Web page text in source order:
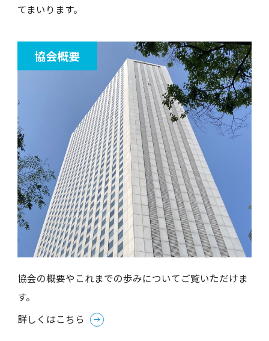
てまいります。
協会の概要やこれまでの歩みについてご覧いただけま
す。
詳しくはこちら
協会概要